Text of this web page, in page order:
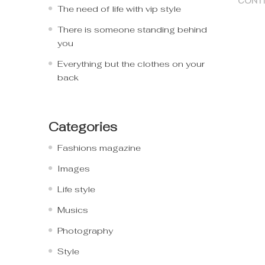
The need of life with vip style
There is someone standing behind
you
Everything but the clothes on your
back
Categories
Fashions magazine
Images
Life style
Musics
Photography
Style